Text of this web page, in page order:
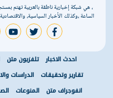
، هي شبكة إخبارية ناطقة بالعربية تهتم
الساعة ،وكذلك الأخبار السياسية،
facebook
twitter
احدث الاخبار تلفزيون متن
تقارير وتحقيقات
الدراسات
انفوجراف متن
المنوعات